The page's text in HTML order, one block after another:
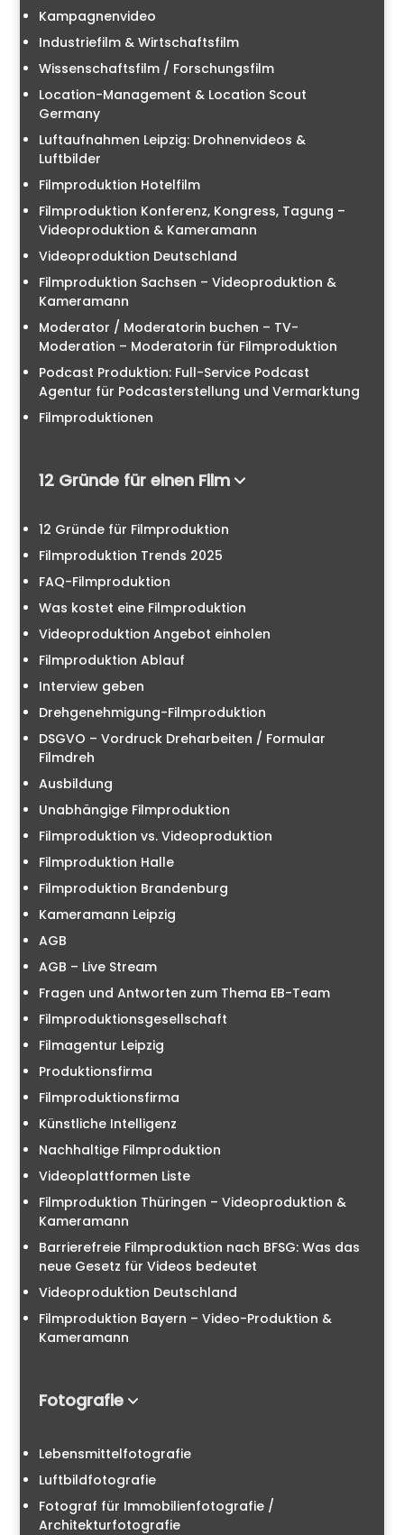
Kampagnenvideo
Industriefilm & Wirtschaftsfilm
Wissenschaftsfilm / Forschungsfilm
Location-Management & Location Scout
Germany
Luftaufnahmen Leipzig: Drohnenvideos &
Luftbilder
Filmproduktion Hotelfilm
Filmproduktion Konferenz, Kongress, Tagung –
Videoproduktion & Kameramann
Videoproduktion Deutschland
Filmproduktion Sachsen – Videoproduktion &
Kameramann
Moderator / Moderatorin buchen – TV-
Moderation – Moderatorin für Filmproduktion
Podcast Produktion: Full-Service Podcast
Agentur für Podcasterstellung und Vermarktung
Filmproduktionen
12 Gründe für einen Film
12 Gründe für Filmproduktion
Filmproduktion Trends 2025
FAQ-Filmproduktion
Was kostet eine Filmproduktion
Videoproduktion Angebot einholen
Filmproduktion Ablauf
Interview geben
Drehgenehmigung-Filmproduktion
DSGVO – Vordruck Dreharbeiten / Formular
Filmdreh
Ausbildung
Unabhängige Filmproduktion
Filmproduktion vs. Videoproduktion
Filmproduktion Halle
Filmproduktion Brandenburg
Kameramann Leipzig
AGB
AGB – Live Stream
Fragen und Antworten zum Thema EB-Team
Filmproduktionsgesellschaft
Filmagentur Leipzig
Produktionsfirma
Filmproduktionsfirma
Künstliche Intelligenz
Nachhaltige Filmproduktion
Videoplattformen Liste
Filmproduktion Thüringen – Videoproduktion &
Kameramann
Barrierefreie Filmproduktion nach BFSG: Was das
neue Gesetz für Videos bedeutet
Videoproduktion Deutschland
Filmproduktion Bayern – Video-Produktion &
Kameramann
Fotografie
Lebensmittelfotografie
Luftbildfotografie
Fotograf für Immobilienfotografie /
Architekturfotografie